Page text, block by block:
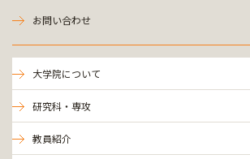
お問い合わせ
大学院について
研究科・専攻
教員紹介